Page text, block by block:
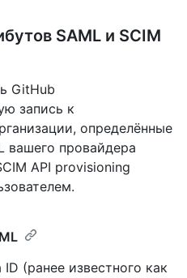
SAML и SCIM
GitHub
запись к
определённые
вашего провайдера
API provisioning
(ранее известного как